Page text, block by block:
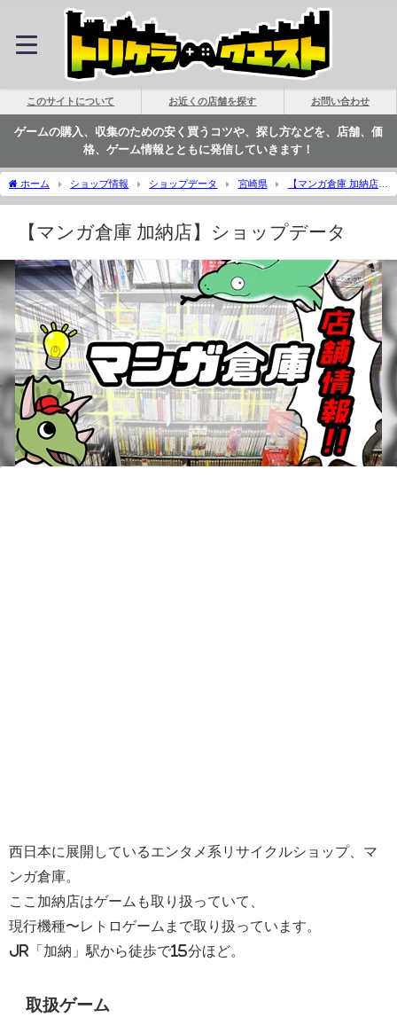
このサイトについて お近くの店舗を探す お問い合わせ
ゲームの購入、収集のための安く買うコツや、探し方などを、店舗、価
格、ゲーム情報とともに発信していきます！
ホーム ショップ情報 ショップデータ 宮崎県
【マンガ倉庫 加納店】
ショップデータ | トリケラクエスト
【マンガ倉庫 加納店】ショップデータ
西日本に展開しているエンタメ系リサイクルショップ、マ
ンガ倉庫。
ここ加納店はゲームも取り扱っていて、
現行機種〜レトロゲームまで取り扱っています。
JR「加納」駅から徒歩で15分ほど。
取扱ゲーム